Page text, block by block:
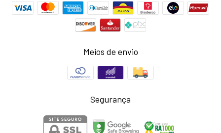
Meios de envio
Segurança